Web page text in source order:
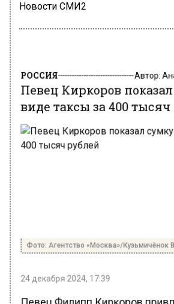
Новости СМИ2
РОССИЯ
Певец Киркоров
виде таксы за 400
Фото: Агентство «Москва»/Кузьмичёнок
24 декабря 2024, 17:39
Певец Филипп Киркоров